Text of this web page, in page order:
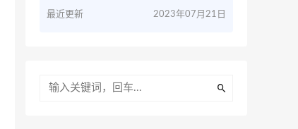
最近更新 2023年07月21日